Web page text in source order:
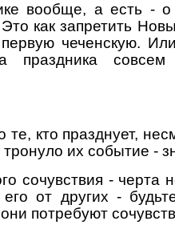
вообще, а есть - о
как запретить
чеченскую.
праздника
те, кто празднует,
их событие -
сочувствия - черта
от других -
потребуют